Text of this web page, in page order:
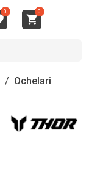
0 0
/ Ochelari